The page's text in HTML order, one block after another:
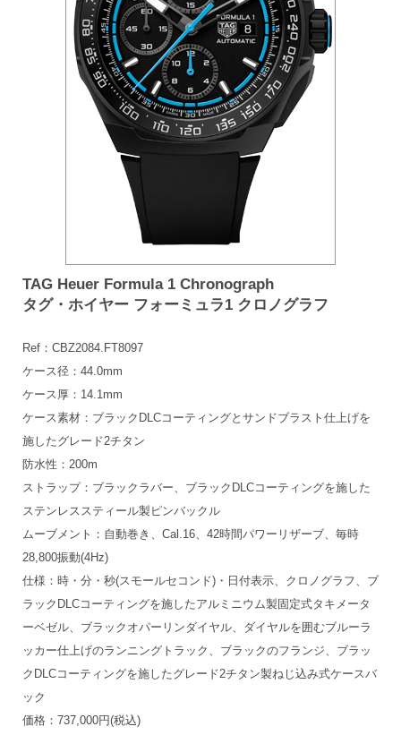
TAG Heuer Formula 1 Chronograph
タグ・ホイヤー フォーミュラ1 クロノグラフ
Ref：CBZ2084.FT8097
ケース径：44.0mm
ケース厚：14.1mm
ケース素材：ブラックDLCコーティングとサンドブラスト仕上げを
施したグレード2チタン
防水性：200m
ストラップ：ブラックラバー、ブラックDLCコーティングを施した
ステンレススティール製ピンバックル
ムーブメント：自動巻き、Cal.16、42時間パワーリザーブ、毎時
28,800振動(4Hz)
仕様：時・分・秒(スモールセコンド)・日付表示、クロノグラフ、ブ
ラックDLCコーティングを施したアルミニウム製固定式タキメータ
ーベゼル、ブラックオパーリンダイヤル、ダイヤルを囲むブルーラ
ッカー仕上げのランニングトラック、ブラックのフランジ、ブラッ
クDLCコーティングを施したグレード2チタン製ねじ込み式ケースバ
ック
価格：737,000円(税込)